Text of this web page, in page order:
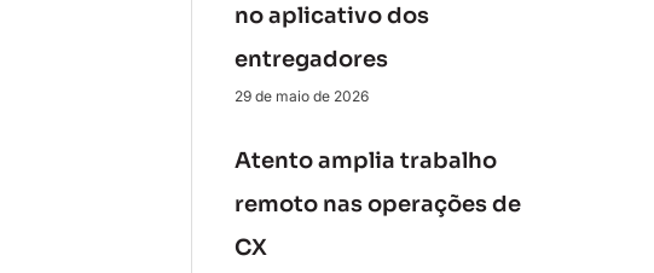
no aplicativo dos
entregadores
29 de maio de 2026
Atento amplia trabalho
remoto nas operações de
CX